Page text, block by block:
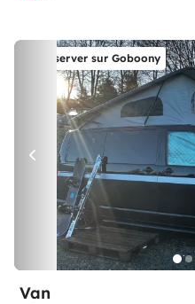
Réserver sur Goboony
Van